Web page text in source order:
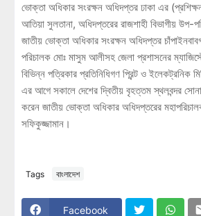
ভোক্তা অধিকার সংরক্ষন অধিদপ্তর ঢাকা এর
আতিয়া সুলতানা, অধিদপ্তরের রাজশাহী বিভাগীয় উপ-
জাতীয় ভোক্তা অধিকার সংরক্ষন অধিদপ্তর
পরিচালক মোঃ মাসুম আলীসহ জেলা প্রশাসনের
বিভিন্ন পত্রিকার প্রতিনিধিগণ প্রিন্ট ও ইলেকট্রনিক
এর আগে সকালে দেশের দ্বিতীয় বৃহত্তম স্থলবন্দর
করেন জাতীয় ভোক্তা অধিকার অধিদপ্তরের
সফিকুজ্জামান।
Tags বাংলাদেশ
Facebook